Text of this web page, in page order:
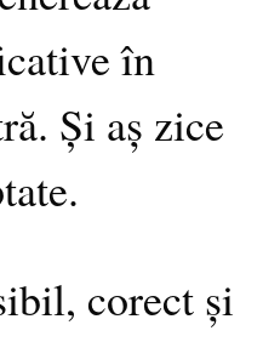
în
Și aș zice
corect și